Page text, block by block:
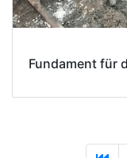
Fundament für